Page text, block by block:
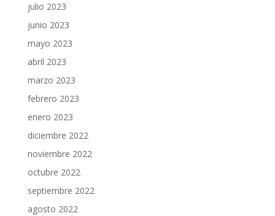
julio 2023
junio 2023
mayo 2023
abril 2023
marzo 2023
febrero 2023
enero 2023
diciembre 2022
noviembre 2022
octubre 2022
septiembre 2022
agosto 2022